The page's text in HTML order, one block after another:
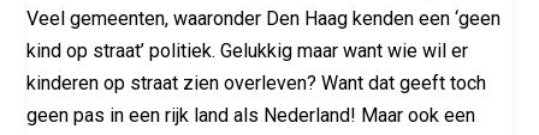
Veel gemeenten, waaronder Den Haag kenden een ‘geen
kind op straat’ politiek. Gelukkig maar want wie wil er
kinderen op straat zien overleven? Want dat geeft toch
geen pas in een rijk land als Nederland! Maar ook een